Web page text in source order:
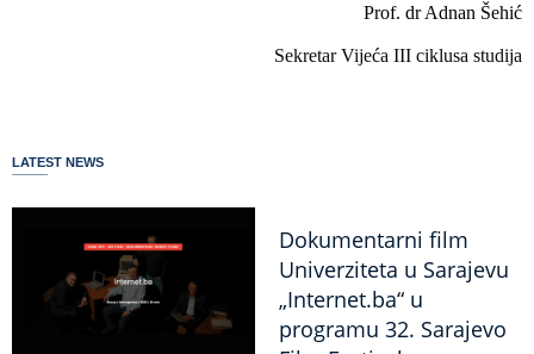
Prof. dr Adnan Šehić
Sekretar Vijeća III ciklusa studija
LATEST NEWS
Dokumentarni film
Univerziteta u Sarajevu
„Internet.ba“ u
programu 32. Sarajevo